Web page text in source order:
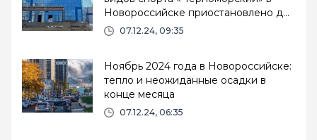
Новороссийске приостановлено до
весны 2025 года
07.12.24, 09:35
Ноябрь 2024 года в Новороссийске:
тепло и неожиданные осадки в
конце месяца
07.12.24, 06:35